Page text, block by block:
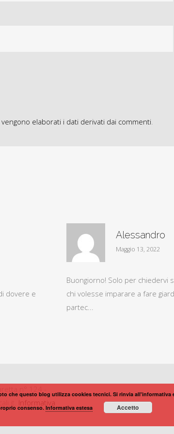
elaborati i dati derivati dai commenti
dovere e
Alessandro
Maggio 13, 2022
Buongiorno! Solo per chiedervi
chi volesse imparare a fare
partec...
Informativa
che questo blog utilizza cookies tecnici. Si rinvia
consenso.Informativa estesa Accetto